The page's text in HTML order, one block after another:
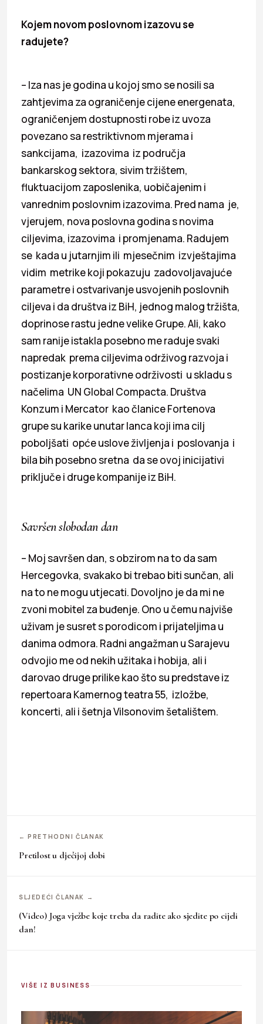
Kojem novom poslovnom izazovu se
radujete?
– Iza nas je godina u kojoj smo se nosili sa
zahtjevima za ograničenje cijene energenata,
ograničenjem dostupnosti robe iz uvoza
povezano sa restriktivnom mjerama i
sankcijama, izazovima iz područja
bankarskog sektora, sivim tržištem,
fluktuacijom zaposlenika, uobičajenim i
vanrednim poslovnim izazovima. Pred nama je,
vjerujem, nova poslovna godina s novima
ciljevima, izazovima i promjenama. Radujem
se kada u jutarnjim ili mjesečnim izvještajima
vidim metrike koji pokazuju zadovoljavajuće
parametre i ostvarivanje usvojenih poslovnih
ciljeva i da društva iz BiH, jednog malog tržišta,
doprinose rastu jedne velike Grupe. Ali, kako
sam ranije istakla posebno me raduje svaki
napredak prema ciljevima održivog razvoja i
postizanje korporativne održivosti u skladu s
načelima UN Global Compacta. Društva
Konzum i Mercator kao članice Fortenova
grupe su karike unutar lanca koji ima cilj
poboljšati opće uslove življenja i poslovanja i
bila bih posebno sretna da se ovoj inicijativi
priključe i druge kompanije iz BiH.
Savršen slobodan dan
– Moj savršen dan, s obzirom na to da sam
Hercegovka, svakako bi trebao biti sunčan, ali
na to ne mogu utjecati. Dovoljno je da mi ne
zvoni mobitel za buđenje. Ono u čemu najviše
uživam je susret s porodicom i prijateljima u
danima odmora. Radni angažman u Sarajevu
odvojio me od nekih užitaka i hobija, ali i
darovao druge prilike kao što su predstave iz
repertoara Kamernog teatra 55, izložbe,
koncerti, ali i šetnja Vilsonovim šetalištem.
← PRETHODNI ČLANAK
Pretilost u dječijoj dobi
SLJEDEĆI ČLANAK →
(Video) Joga vježbe koje treba da radite ako sjedite po cijeli
dan!
VIŠE IZ BUSINESS